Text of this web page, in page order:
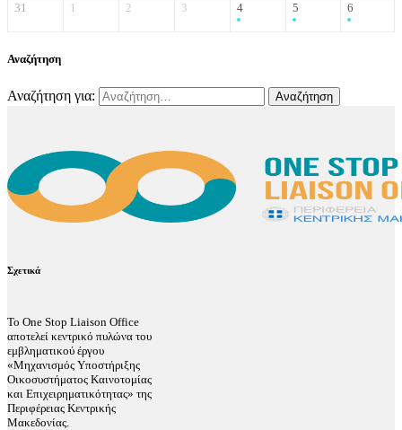
31 1 2 3 4 5 6
Αναζήτηση
Αναζήτηση για:
Σχετικά
Το One Stop Liaison Office
αποτελεί κεντρικό πυλώνα του
εμβληματικού έργου
«Μηχανισμός Υποστήριξης
Οικοσυστήματος Καινοτομίας
και Επιχειρηματικότητας» της
Περιφέρειας Κεντρικής
Μακεδονίας.